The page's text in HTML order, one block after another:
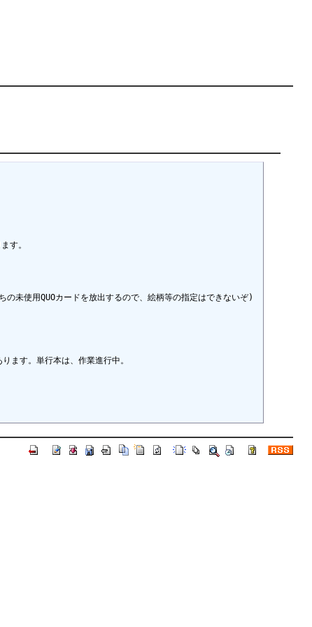
す。
未使用QUOカードを放出するので、絵柄等の指定はできないぞ)
ます。単行本は、作業進行中。